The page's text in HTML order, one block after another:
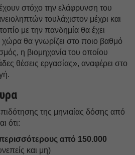
στόχο την ελάφρυνση του
τουλάχιστον μέχρι και
με την πανδημία θα έχει
χώρα θα γνωρίζει στο ποιο βαθμό
η βιομηχανία του οποίου
θέσεις εργασίας», αναφέρει στο
της μηνιαίας δόσης από
ότι:
περισσότερους από 150.000
και μη)